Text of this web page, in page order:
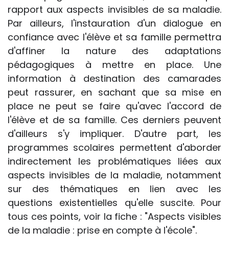
rapport aux aspects invisibles de sa maladie.
Par ailleurs, l'instauration d'un dialogue en
confiance avec l'élève et sa famille permettra
d'affiner la nature des adaptations
pédagogiques à mettre en place. Une
information à destination des camarades
peut rassurer, en sachant que sa mise en
place ne peut se faire qu'avec l'accord de
l'élève et de sa famille. Ces derniers peuvent
d'ailleurs s'y impliquer. D'autre part, les
programmes scolaires permettent d'aborder
indirectement les problématiques liées aux
aspects invisibles de la maladie, notamment
sur des thématiques en lien avec les
questions existentielles qu'elle suscite. Pour
tous ces points, voir la fiche : "Aspects visibles
de la maladie : prise en compte à l'école".